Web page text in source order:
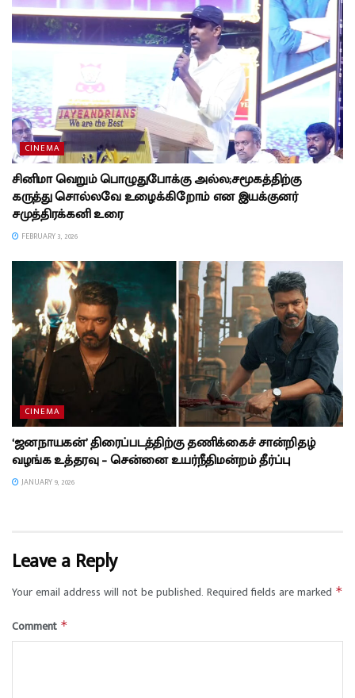
CINEMA
சினிமா வெறும் பொழுதுபோக்கு அல்ல;சமூகத்திற்கு
கருத்து சொல்லவே உழைக்கிறோம் என இயக்குனர்
சமுத்திரக்கனி உரை
FEBRUARY 3, 2026
CINEMA
‘ஜனநாயகன்’ திரைப்படத்திற்கு தணிக்கைச் சான்றிதழ்
வழங்க உத்தரவு – சென்னை உயர்நீதிமன்றம் தீர்ப்பு
JANUARY 9, 2026
Leave a Reply
Your email address will not be published. Required fields are marked *
Comment *